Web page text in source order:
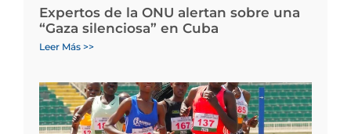
Expertos de la ONU alertan sobre una
“Gaza silenciosa” en Cuba
Leer Más >>